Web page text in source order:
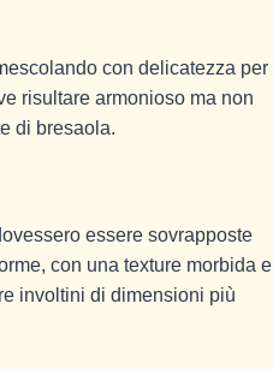
con delicatezza per
risultare armonioso ma non
di bresaola.
essere sovrapposte
con una texture morbida e
involtini di dimensioni più